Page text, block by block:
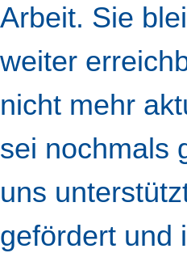
Arbeit. Sie
weiter
nicht mehr
sei nochmals
uns
gefördert und